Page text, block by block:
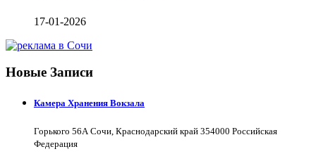
17-01-2026
Новые Записи
Камера Хранения Вокзала
Горького 56А Сочи, Краснодарский край 354000 Российская
Федерация